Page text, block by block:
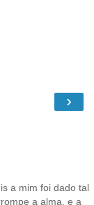
›
a mim foi dado tal
a alma, e a